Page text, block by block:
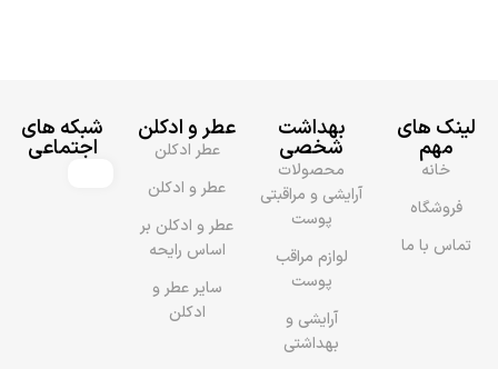
لینک های
مهم
خانه
فروشگاه
تماس با ما
بهداشت
شخصی
محصولات
آرایشی و مراقبتی
پوست
لوازم مراقب
پوست
آرایشی و
بهداشتی
عطر و ادکلن
عطر ادکلن
عطر و ادکلن
عطر و ادکلن بر
اساس رایحه
سایر عطر و
ادکلن
شبکه های
اجتماعی